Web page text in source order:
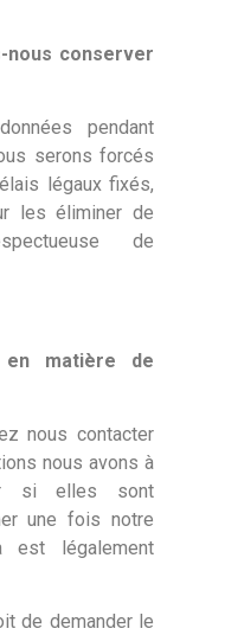
nous conserver
pendant
serons forcés
légaux fixés,
les éliminer de
de
matière de
nous contacter
nous avons à
si elles sont
une fois notre
est légalement
de demander le